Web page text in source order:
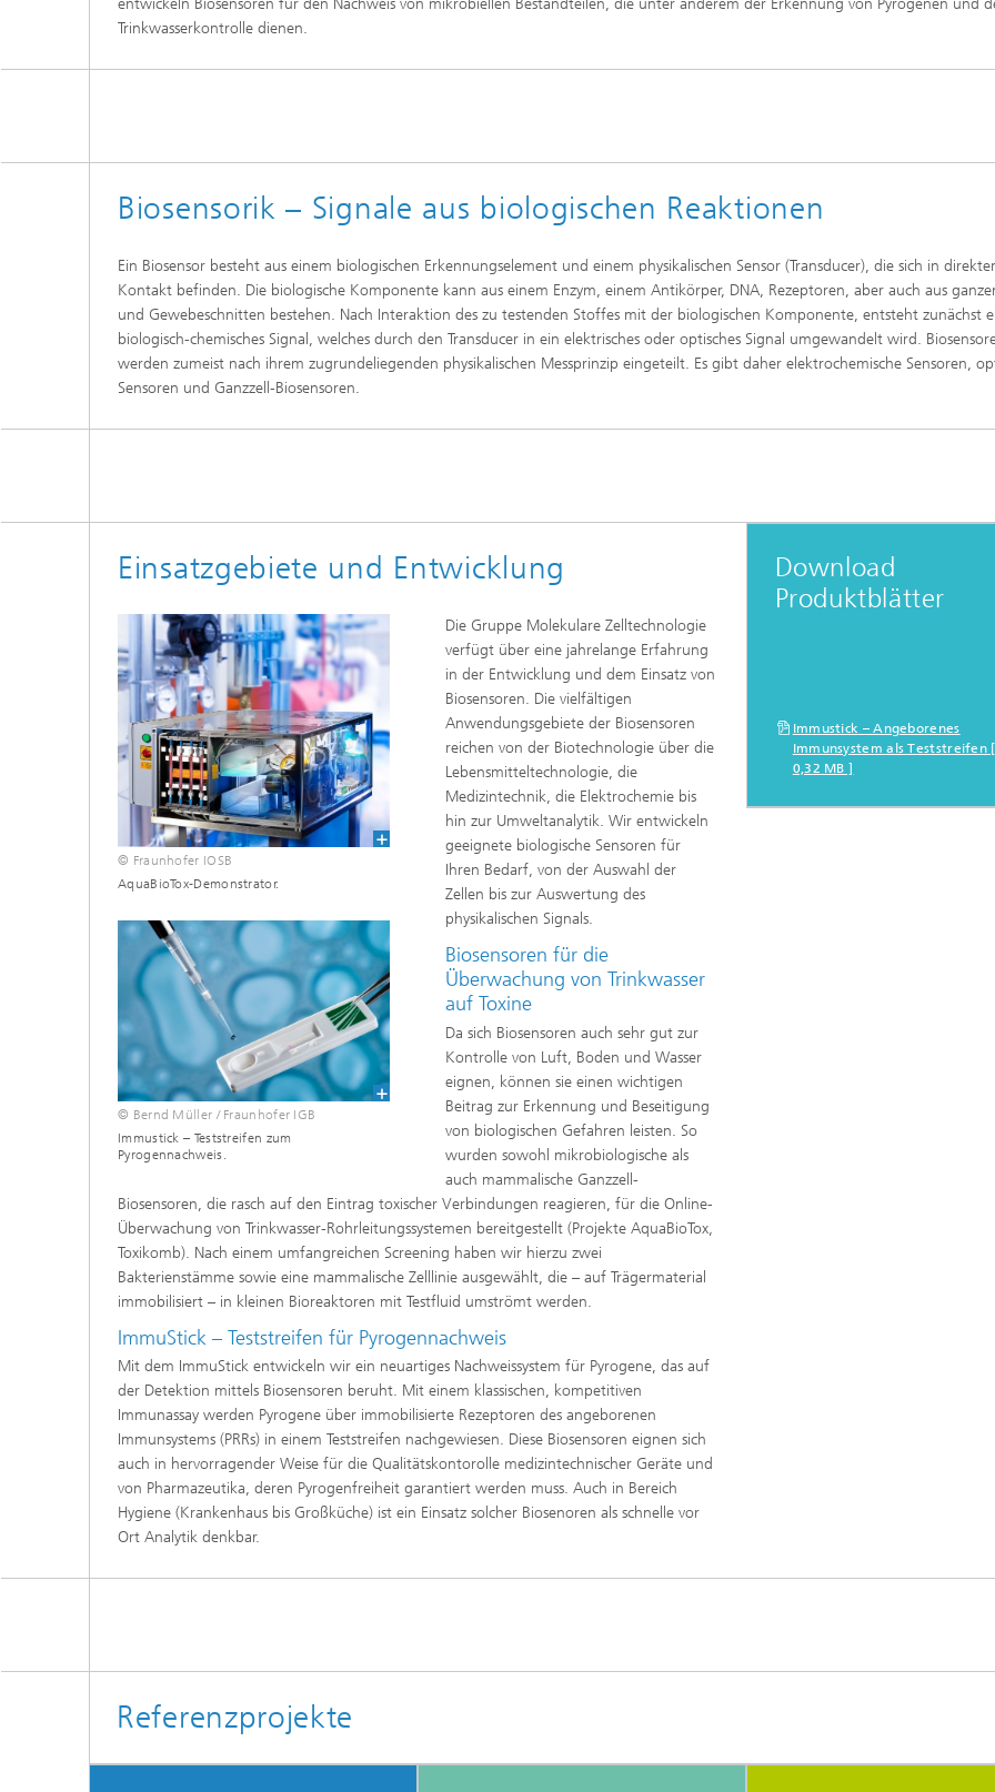
Wirkstoffscreening
Infektionen – Prävention,
entwickeln Biosensoren für den Nachweis von mikrobiellen Bestandteilen, die unter anderem der Erkennung von Pyrogenen und
Trinkwasserkontrolle dienen.
Biosensorik – Signale aus biologischen Reaktionen
Ein Biosensor besteht aus einem biologischen Erkennungselement und einem physikalischen Sensor (Transducer), die sich in
Kontakt befinden. Die biologische Komponente kann aus einem Enzym, einem Antikörper, DNA, Rezeptoren, aber auch aus
und Gewebeschnitten bestehen. Nach Interaktion des zu testenden Stoffes mit der biologischen Komponente, entsteht zunächst
biologisch-chemisches Signal, welches durch den Transducer in ein elektrisches oder optisches Signal umgewandelt wird.
werden zumeist nach ihrem zugrundeliegenden physikalischen Messprinzip eingeteilt. Es gibt daher elektrochemische Sensoren,
Sensoren und Ganzzell-Biosensoren.
Einsatzgebiete und Entwicklung
© Fraunhofer IOSB
AquaBioTox-Demonstrator.
© Bernd Müller / Fraunhofer IGB
Immustick – Teststreifen zum
Pyrogennachweis.
Die Gruppe Molekulare Zelltechnologie
verfügt über eine jahrelange Erfahrung
in der Entwicklung und dem Einsatz von
Biosensoren. Die vielfältigen
Anwendungsgebiete der Biosensoren
reichen von der Biotechnologie über die
Lebensmitteltechnologie, die
Medizintechnik, die Elektrochemie bis
hin zur Umweltanalytik. Wir entwickeln
geeignete biologische Sensoren für
Ihren Bedarf, von der Auswahl der
Zellen bis zur Auswertung des
physikalischen Signals.
Biosensoren für die
Überwachung von Trinkwasser
auf Toxine
Da sich Biosensoren auch sehr gut zur
Kontrolle von Luft, Boden und Wasser
eignen, können sie einen wichtigen
Beitrag zur Erkennung und Beseitigung
von biologischen Gefahren leisten. So
wurden sowohl mikrobiologische als
auch mammalische Ganzzell-
Biosensoren, die rasch auf den Eintrag toxischer Verbindungen reagieren, für die Online-
Überwachung von Trinkwasser-Rohrleitungssystemen bereitgestellt (Projekte AquaBioTox,
Toxikomb). Nach einem umfangreichen Screening haben wir hierzu zwei
Bakterienstämme sowie eine mammalische Zelllinie ausgewählt, die – auf Trägermaterial
immobilisiert – in kleinen Bioreaktoren mit Testfluid umströmt werden.
ImmuStick – Teststreifen für Pyrogennachweis
Mit dem ImmuStick entwickeln wir ein neuartiges Nachweissystem für Pyrogene, das auf
der Detektion mittels Biosensoren beruht. Mit einem klassischen, kompetitiven
Immunassay werden Pyrogene über immobilisierte Rezeptoren des angeborenen
Immunsystems (PRRs) in einem Teststreifen nachgewiesen. Diese Biosensoren eignen sich
auch in hervorragender Weise für die Qualitätskontorolle medizintechnischer Geräte und
von Pharmazeutika, deren Pyrogenfreiheit garantiert werden muss. Auch in Bereich
Hygiene (Krankenhaus bis Großküche) ist ein Einsatz solcher Biosenoren als schnelle vor
Ort Analytik denkbar.
Download
Produktblätter
Immustick – Angeborenes
Immunsystem als Teststreifen
0,32 MB ]
Referenzprojekte